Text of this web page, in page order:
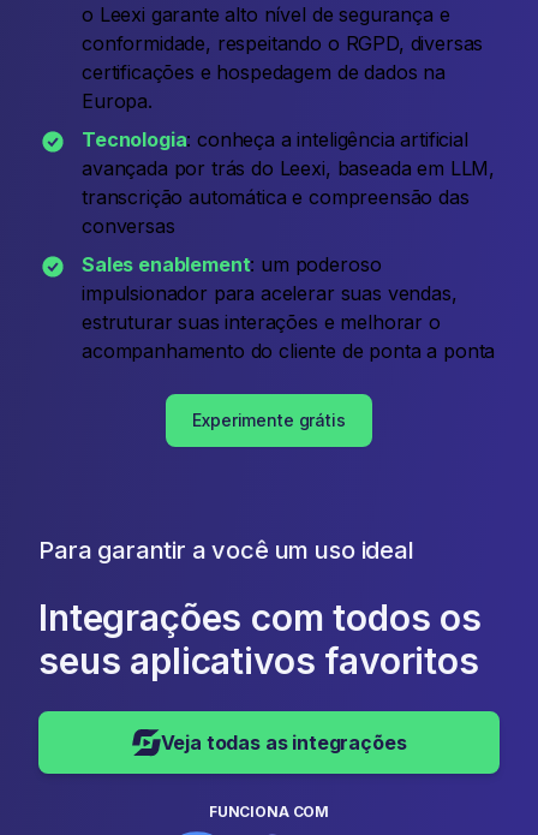
o Leexi garante alto nível de segurança e
conformidade, respeitando o RGPD, diversas
certificações e hospedagem de dados na
Europa.
Tecnologia: conheça a inteligência artificial
avançada por trás do Leexi, baseada em LLM,
transcrição automática e compreensão das
conversas
Sales enablement: um poderoso
impulsionador para acelerar suas vendas,
estruturar suas interações e melhorar o
acompanhamento do cliente de ponta a ponta
Experimente grátis
Para garantir a você um uso ideal
Integrações com todos os
seus aplicativos favoritos
Veja todas as integrações
FUNCIONA COM